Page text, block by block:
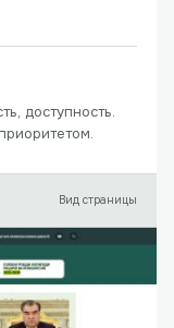
доступность.
Вид страницы